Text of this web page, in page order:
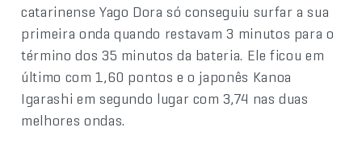
catarinense Yago Dora só conseguiu surfar a sua
primeira onda quando restavam 3 minutos para o
término dos 35 minutos da bateria. Ele ficou em
último com 1,60 pontos e o japonês Kanoa
Igarashi em segundo lugar com 3,74 nas duas
melhores ondas.